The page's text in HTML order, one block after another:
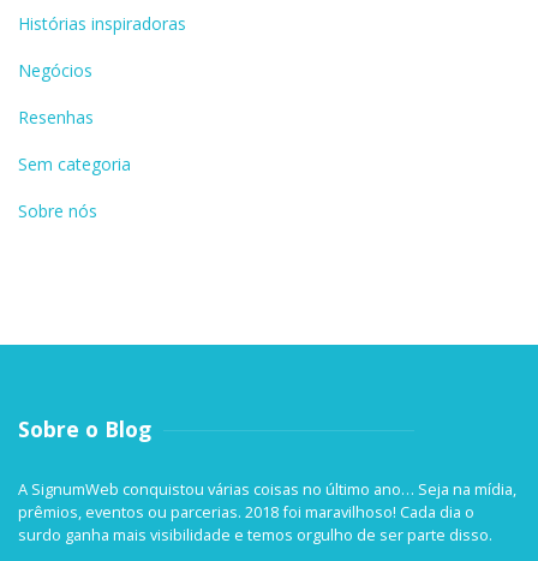
Histórias inspiradoras
Negócios
Resenhas
Sem categoria
Sobre nós
Sobre o Blog
A SignumWeb conquistou várias coisas no último ano… Seja na mídia,
prêmios, eventos ou parcerias. 2018 foi maravilhoso! Cada dia o
surdo ganha mais visibilidade e temos orgulho de ser parte disso.